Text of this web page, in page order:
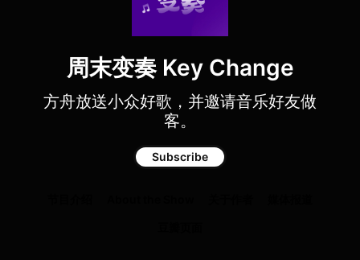
周末变奏 Key Change
方舟放送小众好歌，并邀请音乐好友做
客。
Subscribe